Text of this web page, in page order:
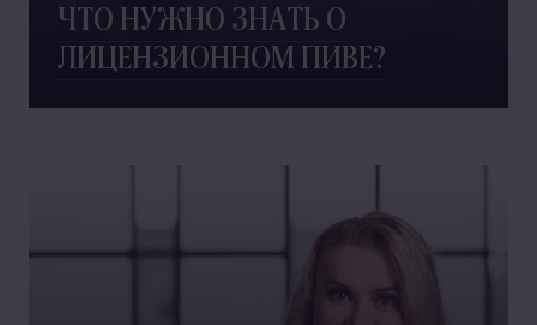
ЧТО НУЖНО ЗНАТЬ О
ЛИЦЕНЗИОННОМ ПИВЕ?